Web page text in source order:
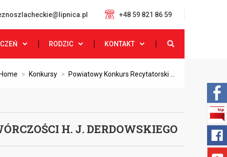
+48 59 821 86 59
RODZIC KONTAKT
Home > Konkursy > Powiatowy Konkurs Recytatorski ...
H. J. DERDOWSKIEGO